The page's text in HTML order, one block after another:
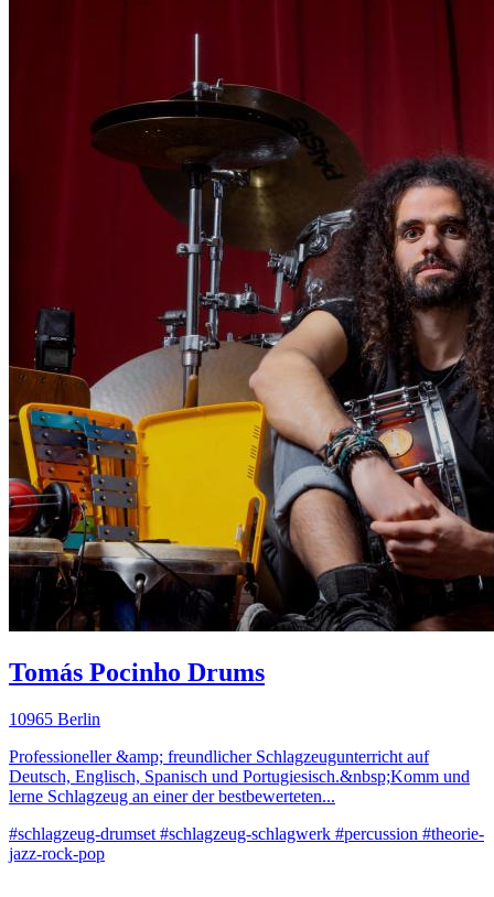
Tomás Pocinho Drums
10965 Berlin
Professioneller &amp; freundlicher Schlagzeugunterricht auf
Deutsch, Englisch, Spanisch und Portugiesisch.&nbsp;Komm und
lerne Schlagzeug an einer der bestbewerteten...
#schlagzeug-drumset #schlagzeug-schlagwerk #percussion #theorie-
jazz-rock-pop